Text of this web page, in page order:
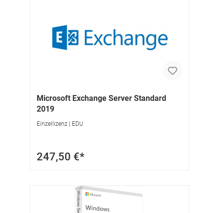
Microsoft Exchange Server Standard
2019
Einzellizenz | EDU
247,50 €*